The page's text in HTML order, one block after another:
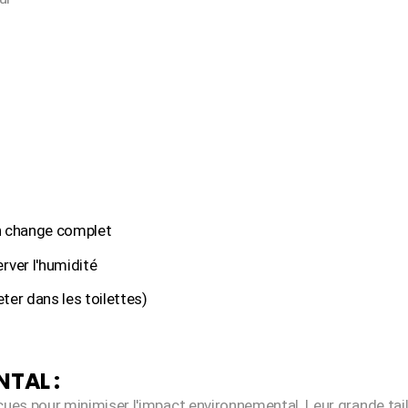
complet
l'humidité
dans les toilettes)
: